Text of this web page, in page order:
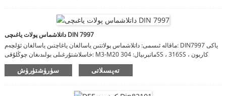
داتلاشماس پولات ياغىچى DIN 7997
ماقالە ئىسمى: داتلاشماس پولاتتىن ياسالغان ياغاچتىن ياسالغان ئۆلچەم: DIN7997 ياكى
خاسلاشتۇرغىلى بولىدىغان چوڭلۇقى: M3-M20 ماتېرىيال: 304SS ، 316SS ، كاربون
پولات
سۈرۈشتۈرۈش تەپسىلاتى